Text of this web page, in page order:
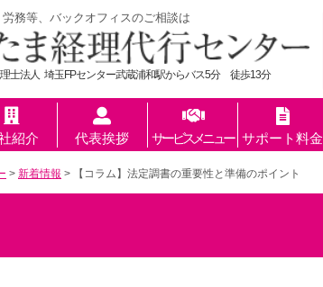
務等、バックオフィスのご相談は
士法人 埼玉FPセンター武蔵浦和駅からバス5分 徒歩13分
紹介 代表挨拶 サービスメニュー サポート料金
> 新着情報 > 【コラム】法定調書の重要性と準備のポイント